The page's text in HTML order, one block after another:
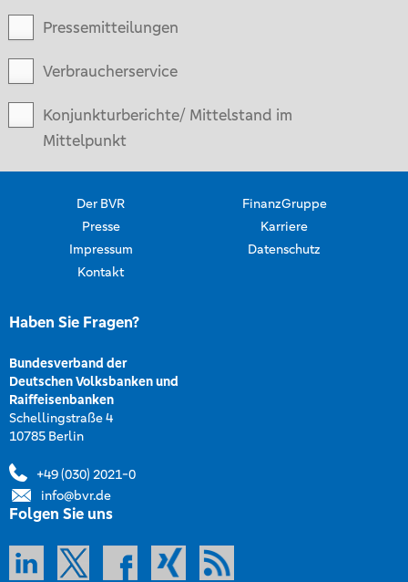
Pressemitteilungen
Verbraucherservice
Konjunkturberichte/ Mittelstand im
Mittelpunkt
Der BVR
FinanzGruppe
Presse
Karriere
Impressum
Datenschutz
Kontakt
Haben Sie Fragen?
Bundesverband der
Deutschen Volksbanken und
Raiffeisenbanken
Schellingstraße 4
10785 Berlin
+49 (030) 2021-0
info@bvr.de
Folgen Sie uns